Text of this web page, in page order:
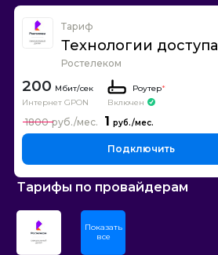
Тариф
Технологии доступа
Ростелеком
200
Интернет GPON
Роутер*
Включен
1
1800
Подключить
Тарифы по провайдерам
Показать
все